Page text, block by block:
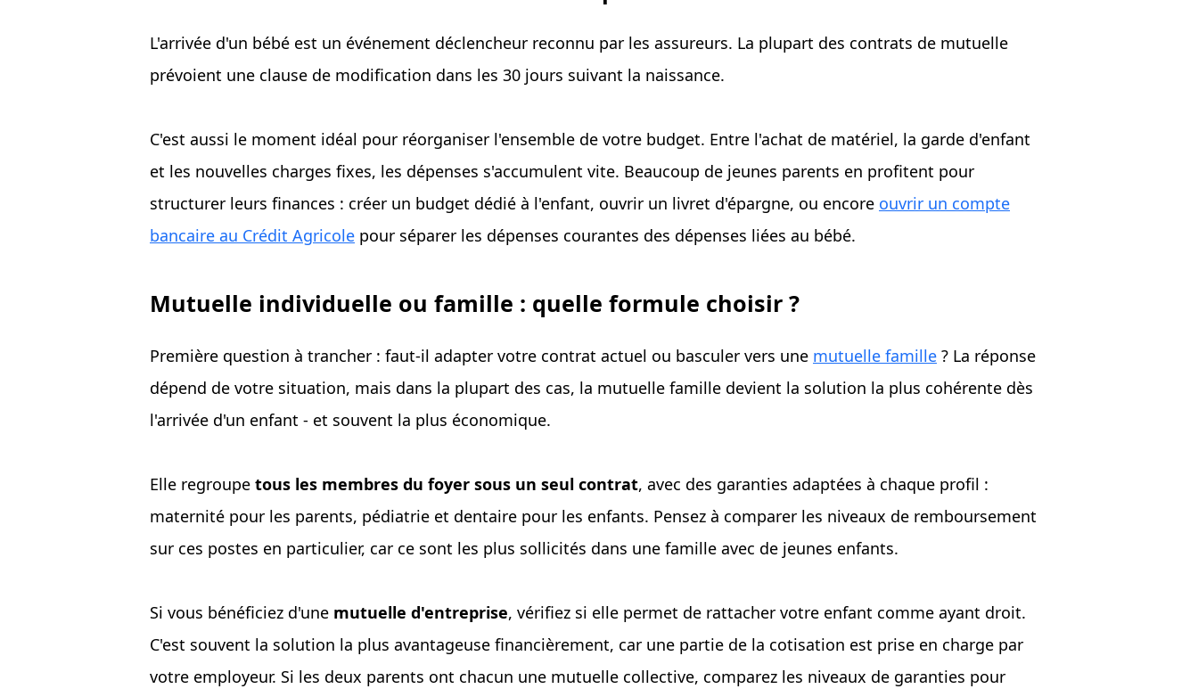
L'arrivée d'un bébé est un événement déclencheur reconnu par les assureurs. La plupart des contrats de mutuelle
prévoient une clause de modification dans les 30 jours suivant la naissance.
C'est aussi le moment idéal pour réorganiser l'ensemble de votre budget. Entre l'achat de matériel, la garde d'enfant
et les nouvelles charges fixes, les dépenses s'accumulent vite. Beaucoup de jeunes parents en profitent pour
structurer leurs finances : créer un budget dédié à l'enfant, ouvrir un livret d'épargne, ou encore ouvrir un compte
bancaire au Crédit Agricole pour séparer les dépenses courantes des dépenses liées au bébé.
Mutuelle individuelle ou famille : quelle formule choisir ?
Première question à trancher : faut-il adapter votre contrat actuel ou basculer vers une mutuelle famille ? La réponse
dépend de votre situation, mais dans la plupart des cas, la mutuelle famille devient la solution la plus cohérente dès
l'arrivée d'un enfant - et souvent la plus économique.
Elle regroupe tous les membres du foyer sous un seul contrat, avec des garanties adaptées à chaque profil :
maternité pour les parents, pédiatrie et dentaire pour les enfants. Pensez à comparer les niveaux de remboursement
sur ces postes en particulier, car ce sont les plus sollicités dans une famille avec de jeunes enfants.
Si vous bénéficiez d'une mutuelle d'entreprise, vérifiez si elle permet de rattacher votre enfant comme ayant droit.
C'est souvent la solution la plus avantageuse financièrement, car une partie de la cotisation est prise en charge par
votre employeur. Si les deux parents ont chacun une mutuelle collective, comparez les niveaux de garanties pour